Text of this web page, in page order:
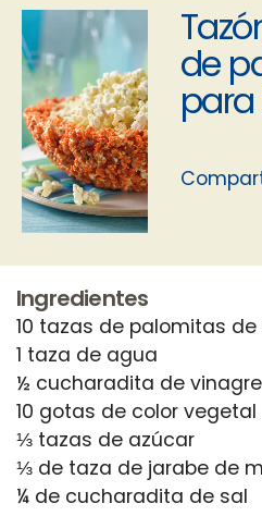
de
Ingredientes
10 tazas de palomitas
1 taza de agua
½ cucharadita de vinagre
10 gotas de color vegetal
⅓ tazas de azúcar
⅓ de taza de jarabe de